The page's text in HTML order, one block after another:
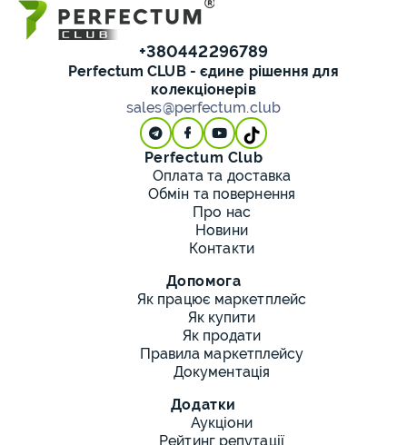
+380442296789
Perfectum CLUB - єдине рішення для
колекціонерів
sales@perfectum.club
Perfectum Club
Оплата та доставка
Обмін та повернення
Про нас
Новини
Контакти
Допомога
Як працює маркетплейс
Як купити
Як продати
Правила маркетплейсу
Документація
Додатки
Аукціони
Рейтинг репутації